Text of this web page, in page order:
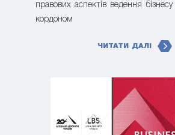
правових аспектів ведення
кордоном
ЧИТАТИ ДАЛІ